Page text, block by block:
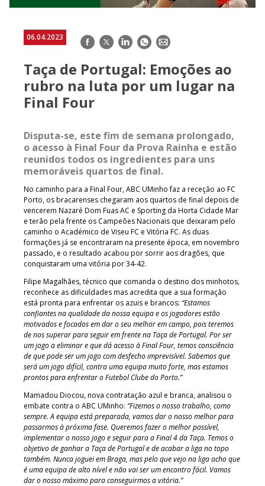
06.04.2023 Facebook
TwitterLinkedInWhatsApp
E-
Taça de Portugal: Emoções ao
rubro na luta por um lugar na
Final Four
Disputa-se, este fim de semana prolongado,
o acesso à Final Four da Prova Rainha e estão
reunidos todos os ingredientes para uns
memoráveis quartos de final.
No caminho para a Final Four, ABC UMinho faz a receção ao FC
Porto, os bracarenses chegaram aos quartos de final depois de
vencerem Nazaré Dom Fuas AC e Sporting da Horta Cidade Mar
e terão pela frente os Campeões Nacionais que deixaram pelo
caminho o Académico de Viseu FC e Vitória FC. As duas
formações já se encontraram na presente época, em novembro
passado, e o resultado acabou por sorrir aos dragões, que
conquistaram uma vitória por 34-42.
Filipe Magalhães, técnico que comanda o destino dos minhotos,
reconhece as dificuldades mas acredita que a sua formação
está pronta para enfrentar os azuis e brancos: “Estamos
confiantes na qualidade da nossa equipa e os jogadores estão
motivados e focados em dar o seu melhor em campo, pois teremos
de nos superar para seguir em frente na Taça de Portugal. Por ser
um jogo a eliminar e que dá acesso à Final Four, temos consciência
de que pode ser um jogo com desfecho imprevisível. Sabemos que
será um jogo difícil, contra uma equipa muito forte, mas estamos
prontos para enfrentar o Futebol Clube do Porto.”
Mamadou Diocou, nova contratação azul e branca, analisou o
embate contra o ABC UMinho: “Fizemos o nosso trabalho, como
sempre. A equipa está preparada, vamos dar o nosso melhor para
passarmos à próxima fase. Queremos fazer o melhor possível,
implementar o nosso jogo e seguir para a Final 4 da Taça. Temos o
objetivo de ganhar a Taça de Portugal e de acabar a liga no topo
também. Nunca joguei em Braga, mas pelo que vejo na liga acho que
é uma equipa de alto nível e não vai ser um encontro fácil. Vamos
dar o nosso máximo para conseguirmos a vitória.”